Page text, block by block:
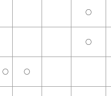
○
○
○ ○